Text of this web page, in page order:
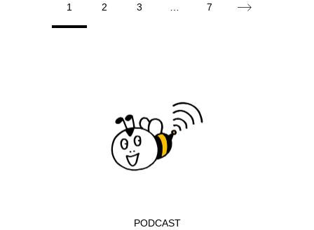
イラク インタビュー
イ・レ
ウィリアム・シェイクスピア
1 2 3 7
PODCAST